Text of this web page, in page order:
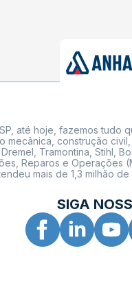
até hoje, fazemos
construção
Tramontina, Stihl,
Reparos e
mais de 1,3 milhão
SIGA